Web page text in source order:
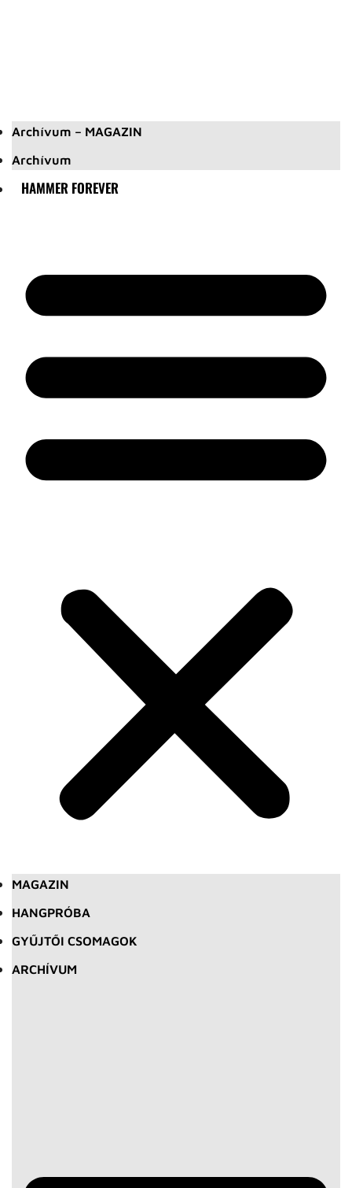
Archívum – MAGAZIN
Archívum
HAMMER FOREVER
MAGAZIN
HANGPRÓBA
GYŰJTŐI CSOMAGOK
ARCHÍVUM